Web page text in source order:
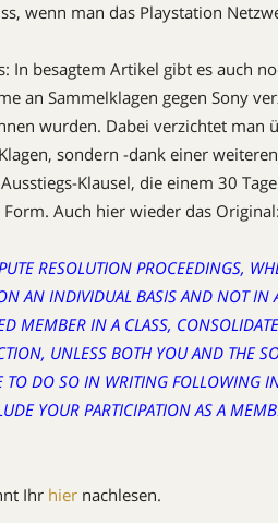
wenn man das Playstation
In besagtem Artikel gibt es auch
an Sammelklagen gegen Sony
wurden. Dabei verzichtet man
sondern -dank einer
Klausel, die einem 30
Auch hier wieder das Original:
RESOLUTION PROCEEDINGS,
AN INDIVIDUAL BASIS AND NOT IN
MEMBER IN A CLASS,
UNLESS BOTH YOU AND THE
TO DO SO IN WRITING FOLLOWING
YOUR PARTICIPATION AS A
Ihr hier nachlesen.